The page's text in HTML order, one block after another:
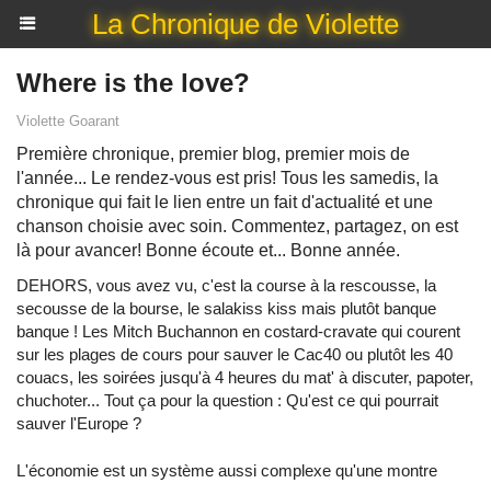
La Chronique de Violette
Where is the love?
Violette Goarant
Première chronique, premier blog, premier mois de
l'année... Le rendez-vous est pris! Tous les samedis, la
chronique qui fait le lien entre un fait d'actualité et une
chanson choisie avec soin. Commentez, partagez, on est
là pour avancer! Bonne écoute et... Bonne année.
DEHORS, vous avez vu, c'est la course à la rescousse, la
secousse de la bourse, le salakiss kiss mais plutôt banque
banque ! Les Mitch Buchannon en costard-cravate qui courent
sur les plages de cours pour sauver le Cac40 ou plutôt les 40
couacs, les soirées jusqu'à 4 heures du mat' à discuter, papoter,
chuchoter... Tout ça pour la question : Qu'est ce qui pourrait
sauver l'Europe ?
L'économie est un système aussi complexe qu'une montre